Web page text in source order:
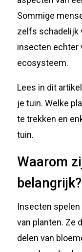
Sommige
zelfs schadelijk
insecten echter
ecosysteem.
Lees in dit
je tuin. Welke
te trekken en
tuin.
Waarom
belangrijk?
Insecten
van planten. Ze
delen van